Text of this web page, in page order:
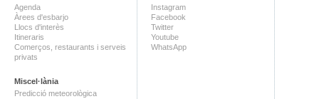
Agenda
Àrees d'esbarjo
Llocs d'interès
Itineraris
Comerços, restaurants i serveis
privats
Miscel·lània
Predicció meteorològica
Instagram
Facebook
Twitter
Youtube
WhatsApp